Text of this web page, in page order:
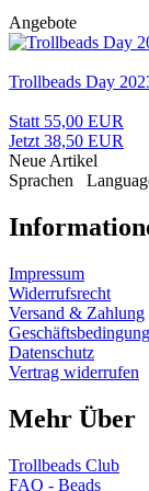
Angebote
Trollbeads Day
Statt 55,00 EUR
Jetzt 38,50 EUR
Neue Artikel
Sprachen
Impressum
Widerrufsrecht
Versand & Zahlung
Datenschutz
Vertrag widerrufen
Mehr Über
Trollbeads Club
FAQ - Beads